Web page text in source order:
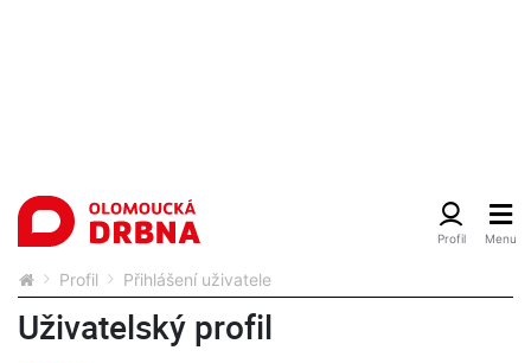
Profil Přihlášení uživatele
Uživatelský profil